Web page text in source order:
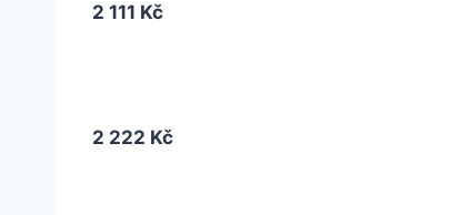
2 111 Kč
2 222 Kč